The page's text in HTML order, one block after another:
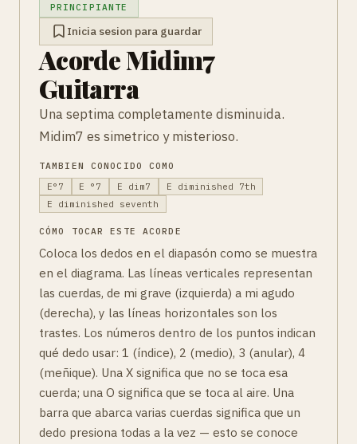
PRINCIPIANTE
Inicia sesion para guardar
Acorde Midim7
Guitarra
Una septima completamente disminuida.
Midim7 es simetrico y misterioso.
TAMBIEN CONOCIDO COMO
E°7
E °7 E dim7
E diminished 7th
E diminished seventh
CÓMO TOCAR ESTE ACORDE
Coloca los dedos en el diapasón como se muestra
en el diagrama. Las líneas verticales representan
las cuerdas, de mi grave (izquierda) a mi agudo
(derecha), y las líneas horizontales son los
trastes. Los números dentro de los puntos indican
qué dedo usar: 1 (índice), 2 (medio), 3 (anular), 4
(meñique). Una X significa que no se toca esa
cuerda; una O significa que se toca al aire. Una
barra que abarca varias cuerdas significa que un
dedo presiona todas a la vez — esto se conoce